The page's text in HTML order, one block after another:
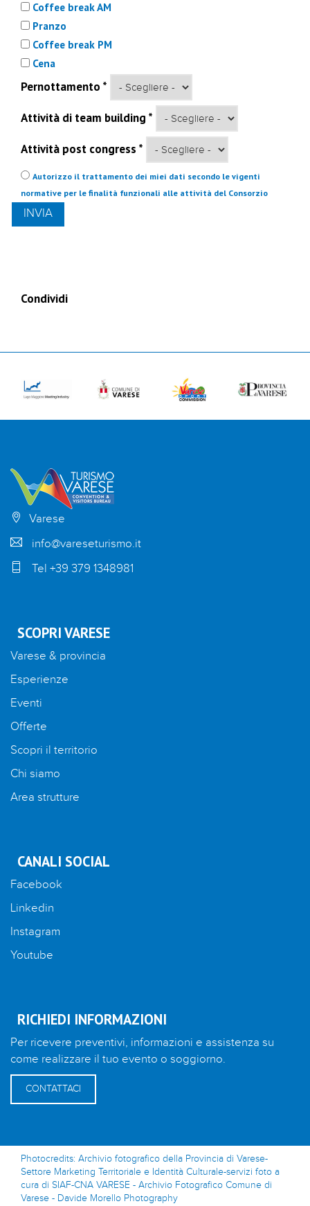
Coffee break AM
Pranzo
Coffee break PM
Cena
Pernottamento *
Attività di team building *
Attività post congress *
Privacy*
Autorizzo il trattamento dei miei dati secondo le vigenti
normative per le finalità funzionali alle attività del Consorzio
Condividi
Varese
info@vareseturismo.it
Tel +39 379 1348981
SCOPRI VARESE
Varese & provincia
Esperienze
Eventi
Offerte
Scopri il territorio
Chi siamo
Area strutture
CANALI SOCIAL
Facebook
Linkedin
Instagram
Youtube
RICHIEDI INFORMAZIONI
Per ricevere preventivi, informazioni e assistenza su
come realizzare il tuo evento o soggiorno.
CONTATTACI
Photocredits: Archivio fotografico della Provincia di Varese-
Settore Marketing Territoriale e Identità Culturale-servizi foto a
cura di SIAF-CNA VARESE - Archivio Fotografico Comune di
Varese - Davide Morello Photography